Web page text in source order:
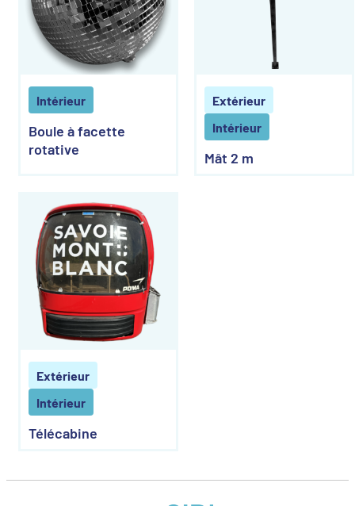
Intérieur
Boule à facette
rotative
Extérieur
Intérieur
Mât 2 m
Extérieur
Intérieur
Télécabine